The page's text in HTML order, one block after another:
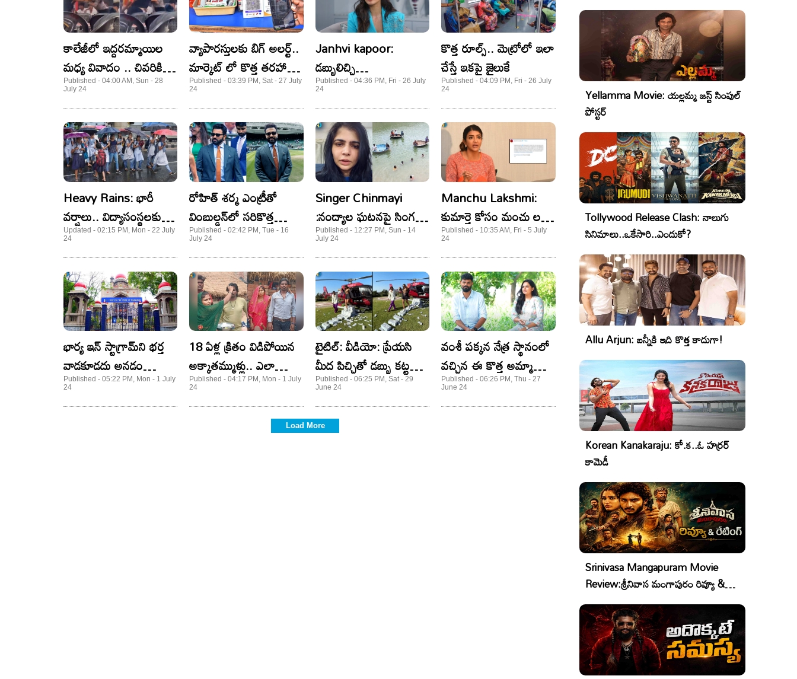
కాలేజీలో ఇద్దరమ్మాయిల
మధ్య వివాదం .. చివరికి ఆ
రేంజ్ లో ఫైటింగ్
Published - 04:00 AM, Sun - 28
July 24
వ్యాపారస్తులకు బిగ్ అలర్ట్..
మార్కెట్ లో కొత్త తరహా
మోసం!
Published - 03:39 PM, Sat - 27 July
24
Janhvi kapoor:
డబ్బులిచ్చి
పొగిడించుకునేంత బడ్జెట్‌ నా
వద్ద లేదు : జాన్వీ కపూర్
Published - 04:36 PM, Fri - 26 July
24
కొత్త రూల్స్‌.. మెట్రోలో ఇలా
చేస్తే ఇకపై జైలుకే
Published - 04:09 PM, Fri - 26 July
24
Heavy Rains: భారీ
వర్షాలు.. విద్యాసంస్థలకు
సెలవు ఇవ్వాలంటూ
డిమాండ్‌
Updated - 02:15 PM, Mon - 22 July
24
రోహిత్‌ శర్మ ఎంట్రీతో
వింబుల్డన్‌లో సరికొత్త
రికార్డు!
Published - 02:42 PM, Tue - 16
July 24
Singer Chinmayi
:నంద్యాల ఘటనపై సింగర్
చిన్మయి స్పందన.. మీలో
దమ్ముందా అంటూ !
Published - 12:27 PM, Sun - 14
July 24
Manchu Lakshmi:
కుమార్తె కోసం మంచు లక్ష్మి
పోస్ట్‌.. సాయం చేయమని
కోరుతూ
Published - 10:35 AM, Fri - 5 July
24
భార్య ఇన్ స్టాగ్రామ్‌ని భర్త
వాడకూడదు అనడం
క్రూరత్వమే: TG హైకోర్టు
Published - 05:22 PM, Mon - 1 July
24
18 ఏళ్ల క్రితం విడిపోయిన
అక్కాతమ్ముళ్లు.. ఎలా
కలిశారంటే?
Published - 04:17 PM, Mon - 1 July
24
టైటిల్: వీడియో: ప్రేయసి
మీద పిచ్చితో డబ్బు కట్టల్ని
పరిచి!
Published - 06:25 PM, Sat - 29
June 24
వంశీ పక్కన నేత్ర స్థానంలో
వచ్చిన ఈ కొత్త అమ్మాయి
ఎవరో తెలుసా?
Published - 06:26 PM, Thu - 27
June 24
Load More
Yellamma Movie: యల్లమ్మ జస్ట్ సింపుల్
పోస్టర్
Tollywood Release Clash: నాలుగు
సినిమాలు..ఒకేసారి..ఎందుకో?
Allu Arjun: బన్నీకి ఇది కొత్త కాదుగా!
Korean Kanakaraju: కో.క..ఓ హర్రర్
కామెడీ
Srinivasa Mangapuram Movie
Review:శ్రీనివాస మంగాపురం రివ్యూ &
రేటింగ్